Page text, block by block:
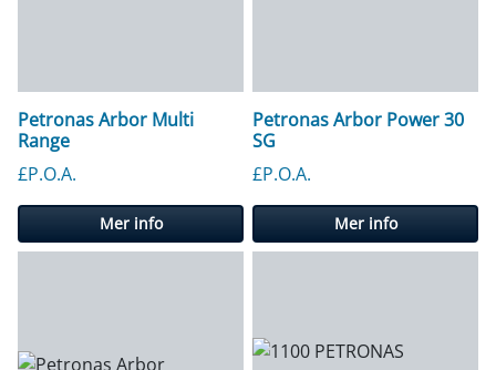
Petronas Arbor Multi
Range
£P.O.A.
Mer info
Petronas Arbor Power 30
SG
£P.O.A.
Mer info